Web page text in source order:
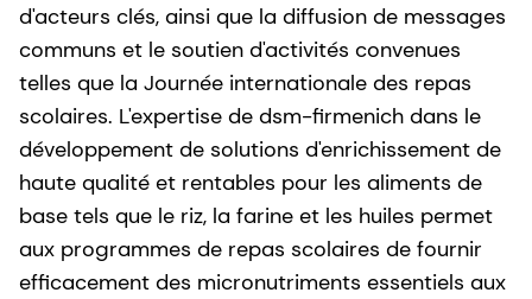
d'acteurs clés, ainsi que la diffusion de messages
communs et le soutien d'activités convenues
telles que la Journée internationale des repas
scolaires. L'expertise de dsm-firmenich dans le
développement de solutions d'enrichissement de
haute qualité et rentables pour les aliments de
base tels que le riz, la farine et les huiles permet
aux programmes de repas scolaires de fournir
efficacement des micronutriments essentiels aux